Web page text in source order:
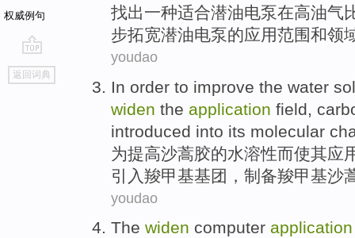
权威例句
go
top
返回词典
找出一种适合潜油电泵在高油气
步拓宽潜油电泵的应用范围和领
youdao
In order to improve the water
widen the application field,
introduced into its molecular
为提高沙蒿胶的水溶性而使其应
引入 羧甲基基团，制备羧甲基沙
youdao
The widen computer application